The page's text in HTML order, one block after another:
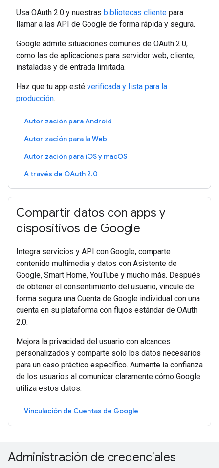
Usa OAuth 2.0 y nuestras bibliotecas cliente para
llamar a las API de Google de forma rápida y segura.
Google admite situaciones comunes de OAuth 2.0,
como las de aplicaciones para servidor web, cliente,
instaladas y de entrada limitada.
Haz que tu app esté verificada y lista para la
producción.
Autorización para Android
Autorización para la Web
Autorización para iOS y macOS
A través de OAuth 2.0
Compartir datos con apps y
dispositivos de Google
Integra servicios y API con Google, comparte
contenido multimedia y datos con Asistente de
Google, Smart Home, YouTube y mucho más. Después
de obtener el consentimiento del usuario, vincule de
forma segura una Cuenta de Google individual con una
cuenta en su plataforma con flujos estándar de OAuth
2.0.
Mejora la privacidad del usuario con alcances
personalizados y comparte solo los datos necesarios
para un caso práctico específico. Aumente la confianza
de los usuarios al comunicar claramente cómo Google
utiliza estos datos.
Vinculación de Cuentas de Google
Administración de credenciales